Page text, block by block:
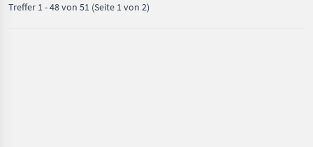
Treffer 1-48von 51 (Seite 1 von 2)